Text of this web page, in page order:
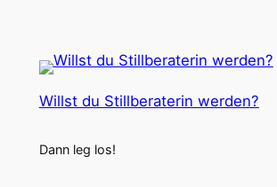
Willst du Stillberaterin werden?
Dann leg los!